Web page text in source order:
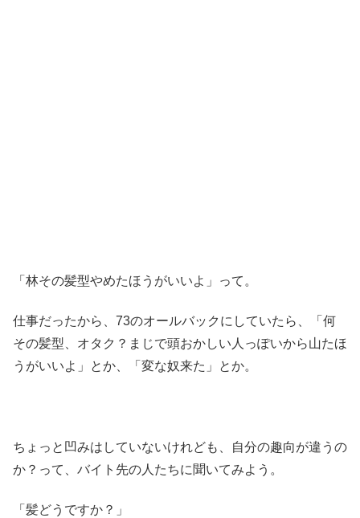
「林その髪型やめたほうがいいよ」って。
仕事だったから、73のオールバックにしていたら、「何
その髪型、オタク？まじで頭おかしい人っぽいから山たほ
うがいいよ」とか、「変な奴来た」とか。
ちょっと凹みはしていないけれども、自分の趣向が違うの
か？って、バイト先の人たちに聞いてみよう。
「髪どうですか？」